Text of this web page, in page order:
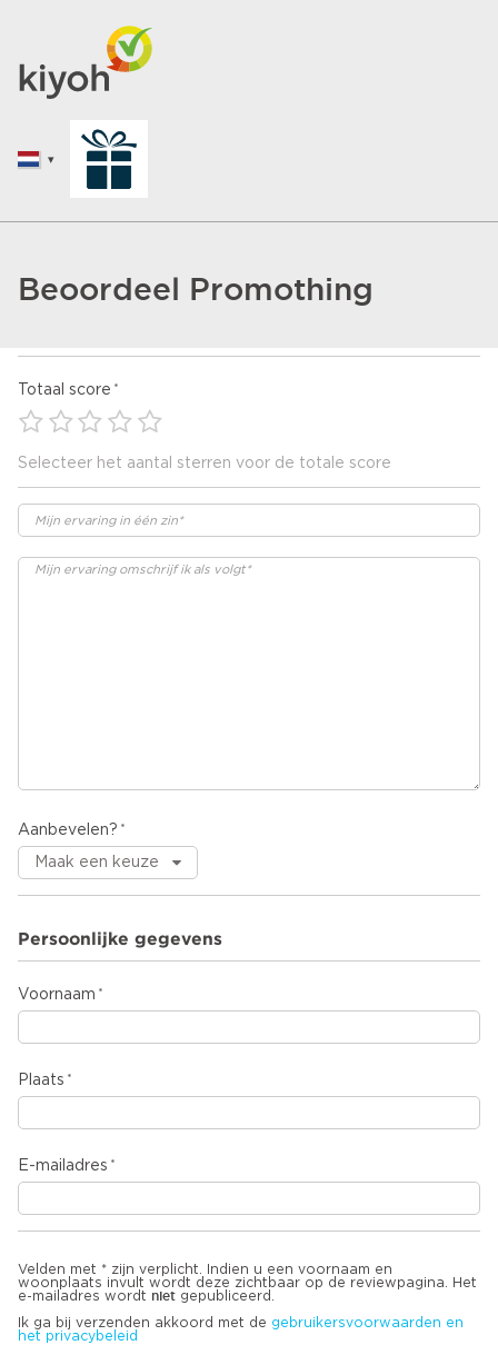
Beoordeel Promothing
Totaal score
Selecteer het aantal sterren voor de totale score
Aanbevelen?
Persoonlijke gegevens
Voornaam
Plaats
E-mailadres
Velden met * zijn verplicht. Indien u een voornaam en
woonplaats invult wordt deze zichtbaar op de reviewpagina. Het
e-mailadres wordt niet gepubliceerd.
Ik ga bij verzenden akkoord met de gebruikersvoorwaarden en
het privacybeleid